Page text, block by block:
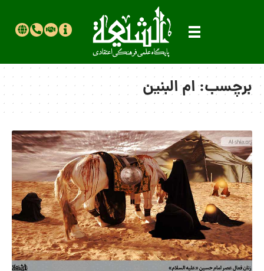
برچسب:ام البنین